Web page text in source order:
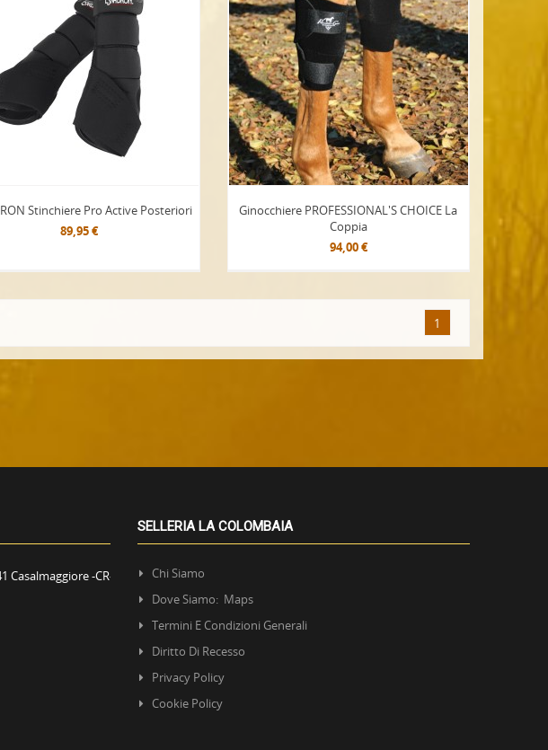
Stinchiere Pro Active Posteriori
89,95 €
Ginocchiere PROFESSIONAL'S CHOICE La
Coppia
94,00 €
1
Casalmaggiore -CR-
SELLERIA LA COLOMBAIA
Chi Siamo
Dove Siamo: Maps
Termini E Condizioni Generali
Diritto Di Recesso
Privacy Policy
Cookie Policy